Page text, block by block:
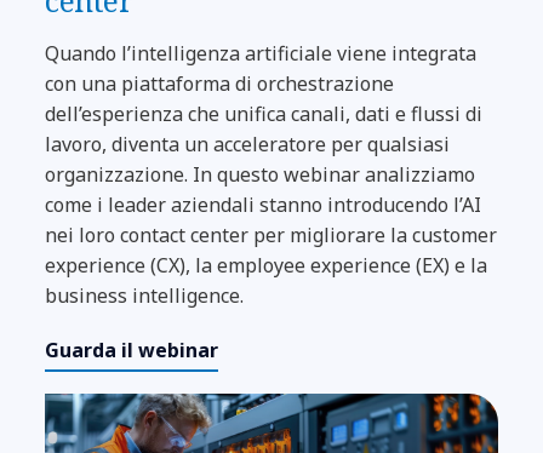
Quando l’intelligenza artificiale viene integrata
con una piattaforma di orchestrazione
dell’esperienza che unifica canali, dati e flussi di
lavoro, diventa un acceleratore per qualsiasi
organizzazione. In questo webinar analizziamo
come i leader aziendali stanno introducendo l’AI
nei loro contact center per migliorare la customer
experience (CX), la employee experience (EX) e la
business intelligence.
Guarda il webinar